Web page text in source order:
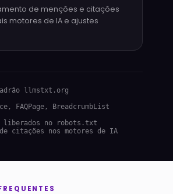
de menções e citações
motores de IA e ajustes
llmstxt.org
FAQPage, BreadcrumbList
liberados no robots.txt
citações nos motores de IA